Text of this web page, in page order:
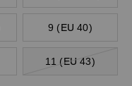
9 (EU 40)
11 (EU 43)